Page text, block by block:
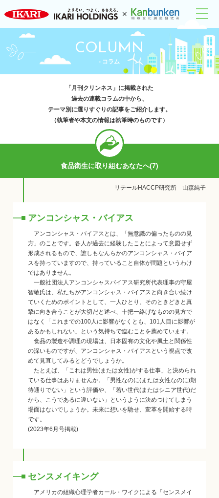
COLUMN
- コラム
「月刊クリンネス」に掲載された
過去の連載コラムの中から、
テーマ別に選りすぐりの記事をご紹介します。
（執筆者や本文の情報は執筆時のものです）
食品衛生に取り組むあなたへ(7)
リテールHACCP研究所 山森純子
アンコンシャス・バイアス
アンコンシャス・バイアスとは、「無意識の偏ったものの見
方」のことです。各人が過去に経験したことによって意図せず
形成されるもので、誰しもなんらかのアンコンシャス・バイア
スを持っていますので、持っていること自体が問題というわけ
ではありません。
一般社団法人アンコンシャスバイアス研究所代表理事の守屋
智敬氏は、私たちがアンコンシャス・バイアスと向き合い続け
ていくためのポイントとして、一人ひとり、そのときどきと真
摯に向き合うことが大切だと述べ、十把一絡げなものの見方で
はなく「これまでの100人に影響がなくとも、101人目に影響が
あるかもしれない」という気持ちで臨むことを薦めています。
食品の製造や調理の現場は、日本固有の文化や風土と関係性
の深いものですが、アンコンシャス・バイアスという視点で改
めて見直してみるとどうでしょうか。
たとえば、「これは男性(または女性)がする仕事」と決められ
ている仕事はありませんか。「男性なのに(または女性なのに)期
待通りでない」という評価や、「若い世代(またはシニア世代)だ
から、こうであるに違いない」というように決めつけてしまう
場面はないでしょうか。未来に想いを馳せ、変革を開始する時
です。
(2023年6月号掲載)
センスメイキング
アメリカの組織心理学者カール・ワイクによる「センスメイ